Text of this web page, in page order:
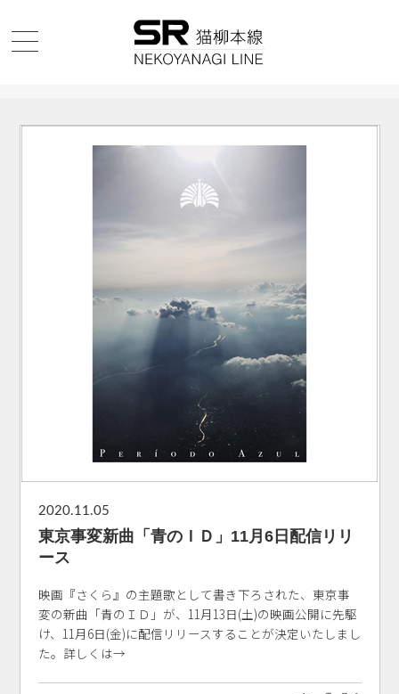
2020.11.05
東京事変新曲「青のＩＤ」11月6日配信リリ
ース
映画『さくら』の主題歌として書き下ろされた、東京事
変の新曲「青のＩＤ」が、11月13日(土)の映画公開に先駆
け、11月6日(金)に配信リリースすることが決定いたしまし
た。詳しくは→